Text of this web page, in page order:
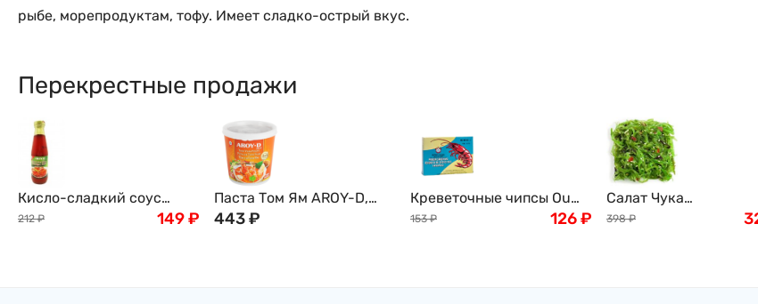
рыбе, морепродуктам, тофу. Имеет сладко-острый вкус.
Перекрестные продажи
Кисло-сладкий соус
AROY-D, 190мл
212 ₽ 149₽
Паста Том Ям AROY-D,
кисло-сладкая, 400мл
443₽
Креветочные чипсы Ou
Jiang, 227г
153 ₽ 126₽
Салат Чука
(замороженный) , 1кг
398 ₽